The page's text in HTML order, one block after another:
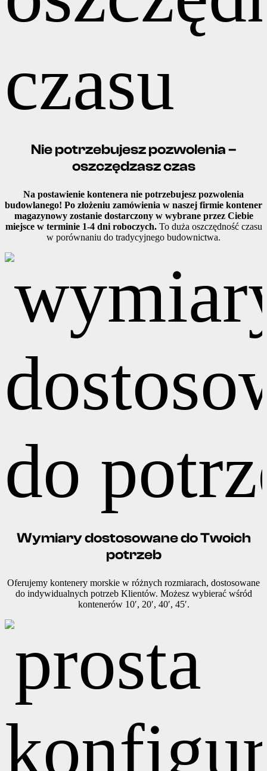
Nie potrzebujesz pozwolenia –
oszczędzasz czas
Na postawienie kontenera nie potrzebujesz pozwolenia
budowlanego! Po złożeniu zamówienia w naszej firmie kontener
magazynowy zostanie dostarczony w wybrane przez Ciebie
miejsce w terminie 1-4 dni roboczych.To duża oszczędność czasu
w porównaniu do tradycyjnego budownictwa.
Wymiary dostosowane do Twoich
potrzeb
Oferujemy kontenery morskie w różnych rozmiarach, dostosowane
do indywidualnych potrzeb Klientów. Możesz wybierać wśród
kontenerów 10′, 20′, 40′, 45′.